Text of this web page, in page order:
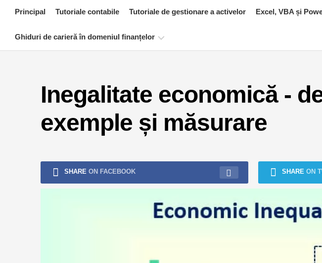
Principal Tutoriale contabile Tutoriale de gestionare a activelor Excel, VBA și
Ghiduri de carieră în domeniul finanțelor
certificare
Tutoriale
Formular
Inegalitate economică -
exemple și măsurare
SHARE ON FACEBOOK SHARE ON